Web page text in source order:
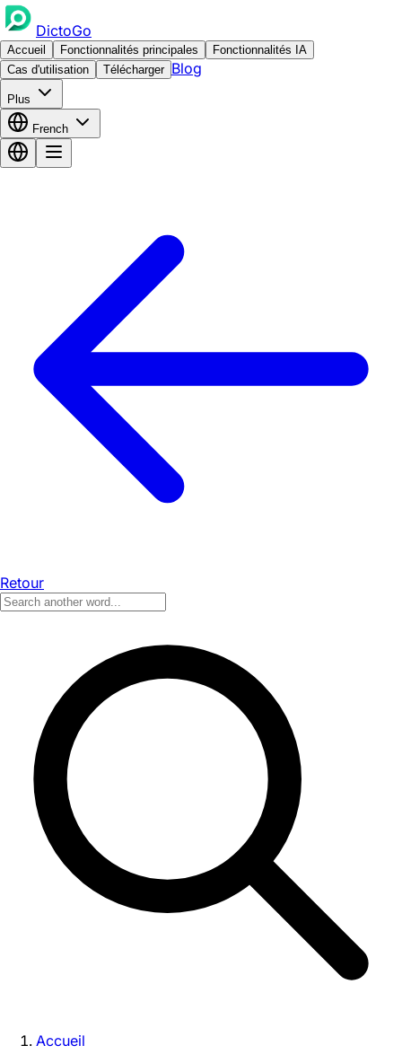
DictoGo
Accueil Fonctionnalités principales
Fonctionnalités IA
Cas d'utilisation
Télécharger Blog
Plus
French
Retour
Accueil